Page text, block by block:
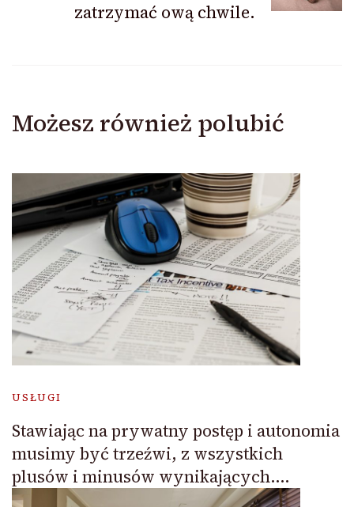
zatrzymać ową chwile.
Możesz również polubić
USŁUGI
Stawiając na prywatny postęp i autonomia
musimy być trzeźwi, z wszystkich
plusów i minusów wynikających….